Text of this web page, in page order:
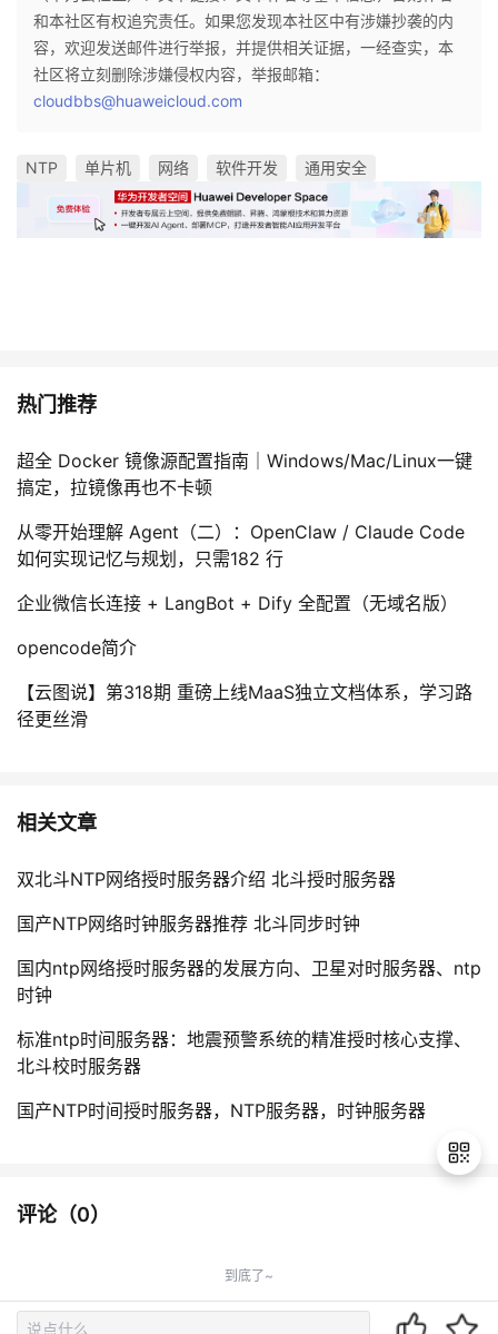
和本社区有权追究责任。如果您发现本社区中有涉嫌抄袭的内
容，欢迎发送邮件进行举报，并提供相关证据，一经查实，本
社区将立刻删除涉嫌侵权内容，举报邮箱：
cloudbbs@huaweicloud.com
NTP 单片机 网络 软件开发 通用安全
热门推荐
超全 Docker 镜像源配置指南｜Windows/Mac/Linux一键
搞定，拉镜像再也不卡顿
从零开始理解 Agent（二）：OpenClaw / Claude Code
如何实现记忆与规划，只需182 行
企业微信长连接 + LangBot + Dify 全配置（无域名版）
opencode简介
【云图说】第318期 重磅上线MaaS独立文档体系，学习路
径更丝滑
相关文章
双北斗NTP网络授时服务器介绍 北斗授时服务器
国产NTP网络时钟服务器推荐 北斗同步时钟
国内ntp网络授时服务器的发展方向、卫星对时服务器、ntp
时钟
标准ntp时间服务器：地震预警系统的精准授时核心支撑、
北斗校时服务器
国产NTP时间授时服务器，NTP服务器，时钟服务器
评论（0）
到底了~